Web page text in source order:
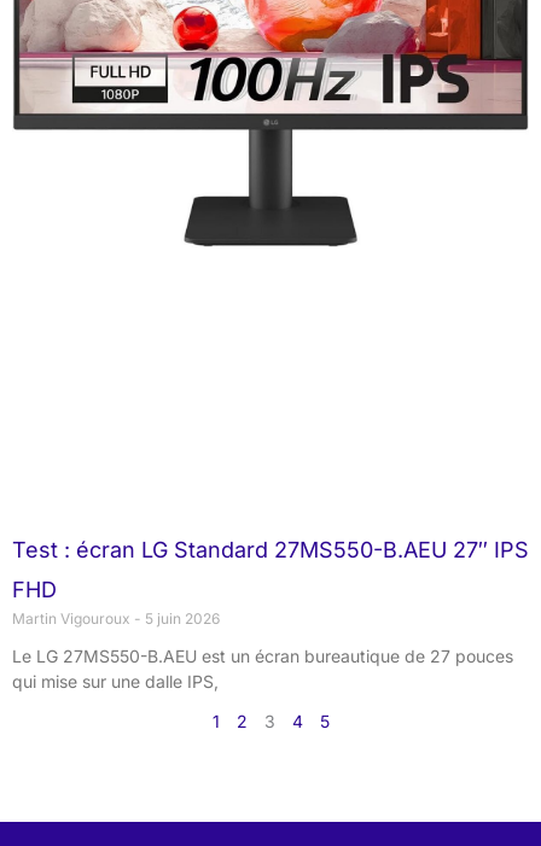
Test : écran LG Standard 27MS550-B.AEU 27″ IPS
FHD
Martin Vigouroux 5 juin 2026
Le LG 27MS550-B.AEU est un écran bureautique de 27 pouces
qui mise sur une dalle IPS,
1
2 3 4 5